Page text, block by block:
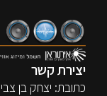
יצירת קשר
כתובת: יצחק בן צבי 36, ראשל"צ